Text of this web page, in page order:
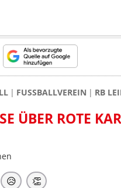
FUSSBALLVEREIN RB
ÜBER ROTE
😥 👏